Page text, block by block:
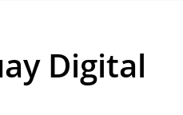
Digital